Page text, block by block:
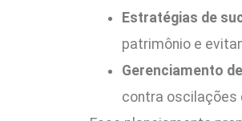
Estratégias de
patrimônio e
Gerenciamento
contra oscilações